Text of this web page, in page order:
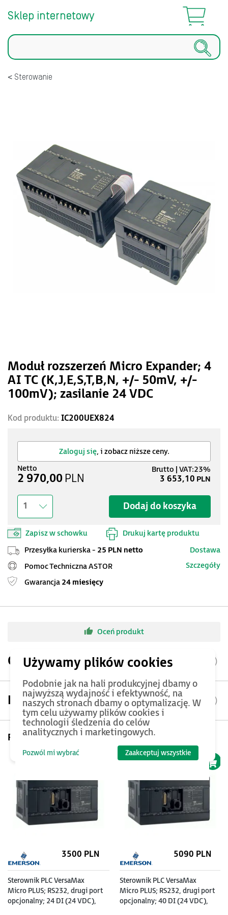
Sklep internetowy
Szukaj
Sterowanie
Moduł rozszerzeń Micro Expander; 4
AI TC (K,J,E,S,T,B,N, +/- 50mV, +/-
100mV); zasilanie 24 VDC
Kod produktu: IC200UEX824
Zaloguj się, i zobacz niższe ceny.
Dodaj do koszyka
1
Zapisz w schowku Drukuj kartę produktu
2 970,00 PLN 3 653,10 PLN
Przesyłka kurierska - 25 PLN netto
Dostawa
Pomoc Techniczna ASTOR
Szczegóły
Gwarancja 24 miesięcy
Oceń produkt
Opis produktu
Parametry
Pomyśl też o...
Sterownik PLC VersaMax
Micro PLUS; RS232, drugi port
opcjonalny; 24 DI (24 VDC),
3500 PLN
Sterownik PLC VersaMax
Micro PLUS; RS232, drugi port
opcjonalny; 40 DI (24 VDC),
5090 PLN
Podobnie jak na hali produkcyjnej dbamy o
najwyższą wydajność i efektywność, na
naszych stronach dbamy o optymalizację. W
tym celu używamy plików cookies i
technologii śledzenia do celów
analitycznych i marketingowych.
Pozwól mi wybrać Zaakceptuj wszystkie